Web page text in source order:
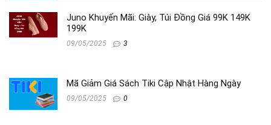
Juno Khuyến Mãi: Giày, Túi Đồng Giá 99K 149K
199K
09/05/2025 3
Mã Giảm Giá Sách Tiki Cập Nhật Hàng Ngày
09/05/2025 0